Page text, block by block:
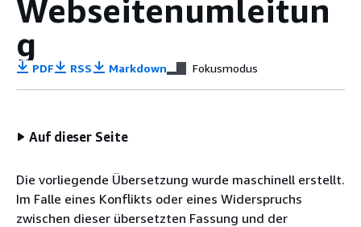
Webseitenumleitun
g
PDF RSS Markdown Fokusmodus
Auf dieser Seite
Die vorliegende Übersetzung wurde maschinell erstellt.
Im Falle eines Konflikts oder eines Widerspruchs
zwischen dieser übersetzten Fassung und der